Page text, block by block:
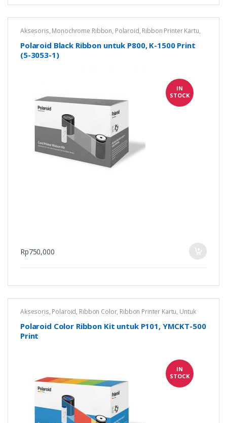
Aksesoris, Monochrome Ribbon, Polaroid, Ribbon Printer Kartu,
Untuk Polaroid P800
Polaroid Black Ribbon untuk P800, K-1500 Print
(5-3053-1)
IN
STOCK
Rp750,000
Aksesoris, Polaroid, Ribbon Color, Ribbon Printer Kartu, Untuk
Polaroid P101
Polaroid Color Ribbon Kit untuk P101, YMCKT-500
Print
IN
STOCK